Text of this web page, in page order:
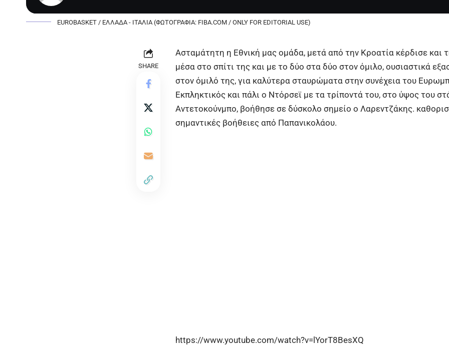
EUROBASKET / ΕΛΛΑΔΑ - ΙΤΑΛΙΑ (ΦΩΤΟΓΡΑΦΙΑ: FIBA.COM / ONLY FOR EDITORIAL USE)
SHARE
Ασταμάτητη η Εθνική μας ομάδα, μετά από την Κροατία κέρδισε και
μέσα στο σπίτι της και με το δύο στα δύο στον όμιλο, ουσιαστικά
στον όμιλό της, για καλύτερα σταυρώματα στην συνέχεια του
Εκπληκτικός και πάλι ο Ντόρσεϊ με τα τρίποντά του, στο ύψος του
Αντετοκούνμπο, βοήθησε σε δύσκολο σημείο ο Λαρεντζάκης.
σημαντικές βοήθειες από Παπανικολάου.
https://www.youtube.com/watch?v=lYorT8BesXQ